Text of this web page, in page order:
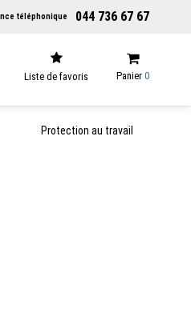
téléphonique 044 736 67 67
Liste de favoris Panier 0
Protection au travail